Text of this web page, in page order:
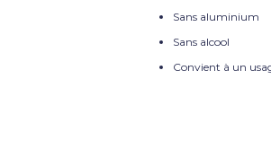
Sans aluminium
Sans alcool
Convient à un